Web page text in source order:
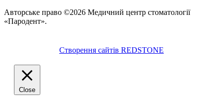
Авторське право ©2026 Медичний центр стоматології
«Пародент».
Створення сайтів REDSTONE
Close